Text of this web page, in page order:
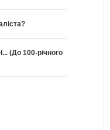
100-річного